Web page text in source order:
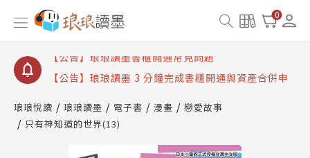
0
【公告】琅琅讀墨數位閱讀資產合併與書櫃開通申請
【公告】琅琅讀墨書櫃開通常見問題
【公告】琅琅讀墨 3 分鐘完成書櫃開通與資產合併申
請圖文教學
查詢
【公告】琅琅讀墨數位閱讀資產合併與書櫃開通申請
琅琅悅讀 琅琅讀墨 電子書 漫畫
戀愛故事
只有神知道的世界(13)